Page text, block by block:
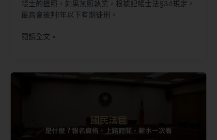
帳士的證照，如果無照執業，根據記帳士法§34規定，
最高會被判1年以下有期徒刑。
閱讀全文 »